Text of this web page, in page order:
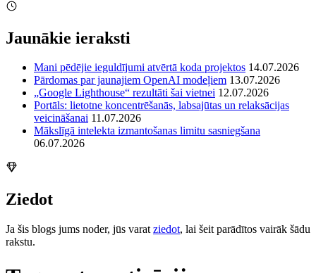
Jaunākie ieraksti
Mani pēdējie ieguldījumi atvērtā koda projektos 14.07.2026
Pārdomas par jaunajiem OpenAI modeļiem 13.07.2026
„Google Lighthouse“ rezultāti šai vietnei 12.07.2026
Portāls: lietotne koncentrēšanās, labsajūtas un relaksācijas
veicināšanai 11.07.2026
Mākslīgā intelekta izmantošanas limitu sasniegšana
06.07.2026
Ziedot
Ja šis blogs jums noder, jūs varat ziedot, lai šeit parādītos vairāk šādu
rakstu.